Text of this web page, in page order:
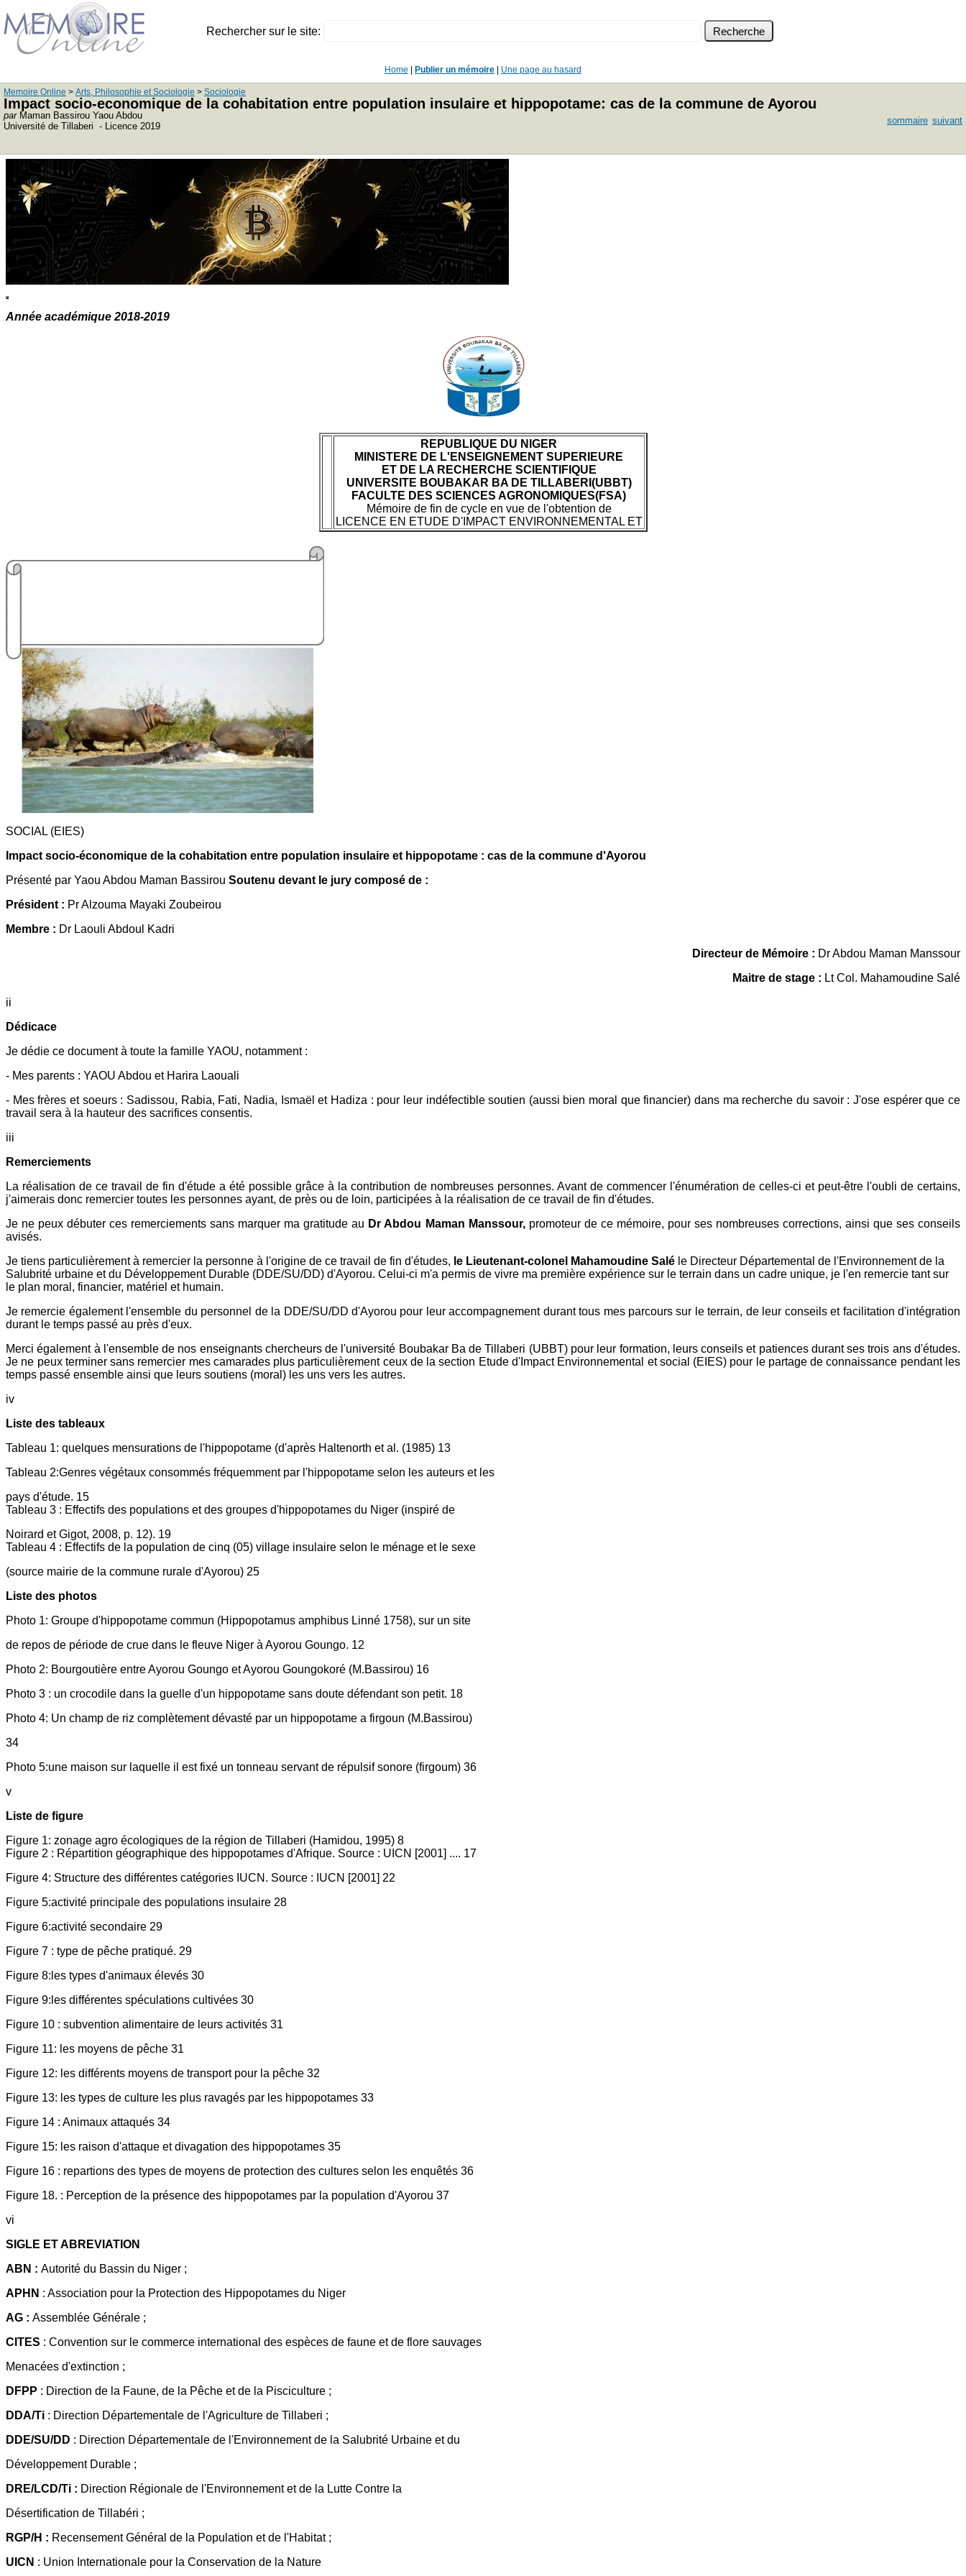
Rechercher sur le site:
Home Publier un mémoire Une page au hasard
Memoire Online > Arts, Philosophie et Sociologie > Sociologie
Impact socio-economique de la cohabitation entre population insulaire et hippopotame: cas de la commune de Ayorou
parMaman Bassirou Yaou Abdou
Université de Tillaberi - Licence 2019
sommaire suivant
Année académique 2018-2019
REPUBLIQUE DU NIGER
MINISTERE DE L'ENSEIGNEMENT SUPERIEURE
ET DE LA RECHERCHE SCIENTIFIQUE
UNIVERSITE BOUBAKAR BA DE TILLABERI(UBBT)
FACULTE DES SCIENCES AGRONOMIQUES(FSA)
Mémoire de fin de cycle en vue de l'obtention de
LICENCE EN ETUDE D'IMPACT ENVIRONNEMENTAL ET
SOCIAL (EIES)
Impact socio-économique de la cohabitation entre population insulaire et hippopotame : cas de la commune d'Ayorou
Présenté par Yaou Abdou Maman Bassirou Soutenu devant le jury composé de :
Président : Pr Alzouma Mayaki Zoubeirou
Membre : Dr Laouli Abdoul Kadri
Directeur de Mémoire : Dr Abdou Maman Manssour
Maitre de stage : Lt Col. Mahamoudine Salé
ii
Dédicace
Je dédie ce document à toute la famille YAOU, notamment :
- Mes parents : YAOU Abdou et Harira Laouali
- Mes frères et soeurs : Sadissou, Rabia, Fati, Nadia, Ismaël et Hadiza : pour leur indéfectible soutien (aussi bien moral que financier) dans ma recherche du savoir : J'ose espérer que ce
travail sera à la hauteur des sacrifices consentis.
iii
Remerciements
La réalisation de ce travail de fin d'étude a été possible grâce à la contribution de nombreuses personnes. Avant de commencer l'énumération de celles-ci et peut-être l'oubli de certains,
j'aimerais donc remercier toutes les personnes ayant, de près ou de loin, participées à la réalisation de ce travail de fin d'études.
Je ne peux débuter ces remerciements sans marquer ma gratitude au Dr Abdou Maman Manssour, promoteur de ce mémoire, pour ses nombreuses corrections, ainsi que ses conseils
avisés.
Je tiens particulièrement à remercier la personne à l'origine de ce travail de fin d'études, le Lieutenant-colonel Mahamoudine Salé le Directeur Départemental de l'Environnement de la
Salubrité urbaine et du Développement Durable (DDE/SU/DD) d'Ayorou. Celui-ci m'a permis de vivre ma première expérience sur le terrain dans un cadre unique, je l'en remercie tant sur
le plan moral, financier, matériel et humain.
Je remercie également l'ensemble du personnel de la DDE/SU/DD d'Ayorou pour leur accompagnement durant tous mes parcours sur le terrain, de leur conseils et facilitation d'intégration
durant le temps passé au près d'eux.
Merci également à l'ensemble de nos enseignants chercheurs de l'université Boubakar Ba de Tillaberi (UBBT) pour leur formation, leurs conseils et patiences durant ses trois ans d'études.
Je ne peux terminer sans remercier mes camarades plus particulièrement ceux de la section Etude d'Impact Environnemental et social (EIES) pour le partage de connaissance pendant les
temps passé ensemble ainsi que leurs soutiens (moral) les uns vers les autres.
iv
Liste des tableaux
Tableau 1: quelques mensurations de l'hippopotame (d'après Haltenorth et al. (1985) 13
Tableau 2:Genres végétaux consommés fréquemment par l'hippopotame selon les auteurs et les
pays d'étude. 15
Tableau 3 : Effectifs des populations et des groupes d'hippopotames du Niger (inspiré de
Noirard et Gigot, 2008, p. 12). 19
Tableau 4 : Effectifs de la population de cinq (05) village insulaire selon le ménage et le sexe
(source mairie de la commune rurale d'Ayorou) 25
Liste des photos
Photo 1: Groupe d'hippopotame commun (Hippopotamus amphibus Linné 1758), sur un site
de repos de période de crue dans le fleuve Niger à Ayorou Goungo. 12
Photo 2: Bourgoutière entre Ayorou Goungo et Ayorou Goungokoré (M.Bassirou) 16
Photo 3 : un crocodile dans la guelle d'un hippopotame sans doute défendant son petit. 18
Photo 4: Un champ de riz complètement dévasté par un hippopotame a firgoun (M.Bassirou)
34
Photo 5:une maison sur laquelle il est fixé un tonneau servant de répulsif sonore (firgoum) 36
v
Liste de figure
Figure 1: zonage agro écologiques de la région de Tillaberi (Hamidou, 1995) 8
Figure 2 : Répartition géographique des hippopotames d'Afrique. Source : UICN [2001] .... 17
Figure 4: Structure des différentes catégories IUCN. Source : IUCN [2001] 22
Figure 5:activité principale des populations insulaire 28
Figure 6:activité secondaire 29
Figure 7 : type de pêche pratiqué. 29
Figure 8:les types d'animaux élevés 30
Figure 9:les différentes spéculations cultivées 30
Figure 10 : subvention alimentaire de leurs activités 31
Figure 11: les moyens de pêche 31
Figure 12: les différents moyens de transport pour la pêche 32
Figure 13: les types de culture les plus ravagés par les hippopotames 33
Figure 14 : Animaux attaqués 34
Figure 15: les raison d'attaque et divagation des hippopotames 35
Figure 16 : repartions des types de moyens de protection des cultures selon les enquêtés 36
Figure 18. : Perception de la présence des hippopotames par la population d'Ayorou 37
vi
SIGLE ET ABREVIATION
ABN : Autorité du Bassin du Niger ;
APHN : Association pour la Protection des Hippopotames du Niger
AG : Assemblée Générale ;
CITES : Convention sur le commerce international des espèces de faune et de flore sauvages
Menacées d'extinction ;
DFPP : Direction de la Faune, de la Pêche et de la Pisciculture ;
DDA/Ti : Direction Départementale de l'Agriculture de Tillaberi ;
DDE/SU/DD : Direction Départementale de l'Environnement de la Salubrité Urbaine et du
Développement Durable ;
DRE/LCD/Ti : Direction Régionale de l'Environnement et de la Lutte Contre la
Désertification de Tillabéri ;
RGP/H : Recensement Général de la Population et de l'Habitat ;
UICN : Union Internationale pour la Conservation de la Nature